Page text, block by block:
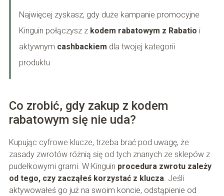
Najwięcej zyskasz, gdy duże kampanie promocyjne
Kinguin połączysz z kodem rabatowym z Rabatio i
aktywnym cashbackiem dla twojej kategorii
produktu.
Co zrobić, gdy zakup z kodem
rabatowym się nie uda?
Kupując cyfrowe klucze, trzeba brać pod uwagę, że
zasady zwrotów różnią się od tych znanych ze sklepów z
pudełkowymi grami. W Kinguin procedura zwrotu zależy
od tego, czy zacząłeś korzystać z klucza. Jeśli
aktywowałeś go już na swoim koncie, odstąpienie od